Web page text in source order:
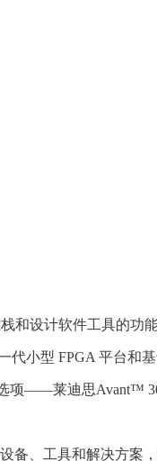
和设计软件工具的功能
小型 FPGA 平台和
项——莱迪思Avant™
备、工具和解决方案